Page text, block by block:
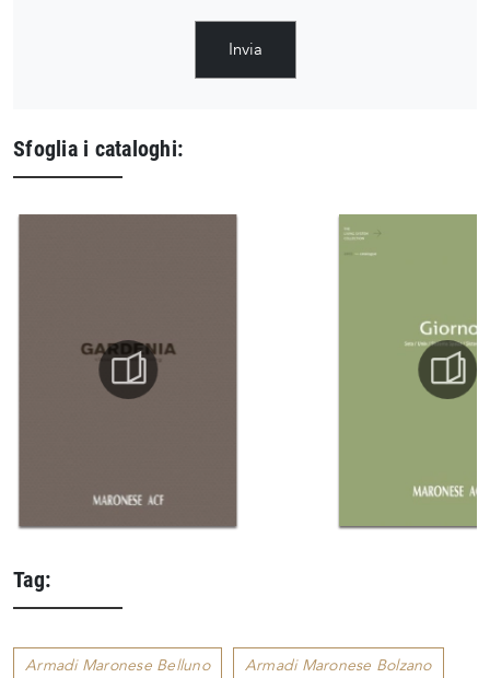
Invia
Sfoglia i cataloghi:
Tag:
Armadi Maronese Belluno Armadi Maronese Bolzano